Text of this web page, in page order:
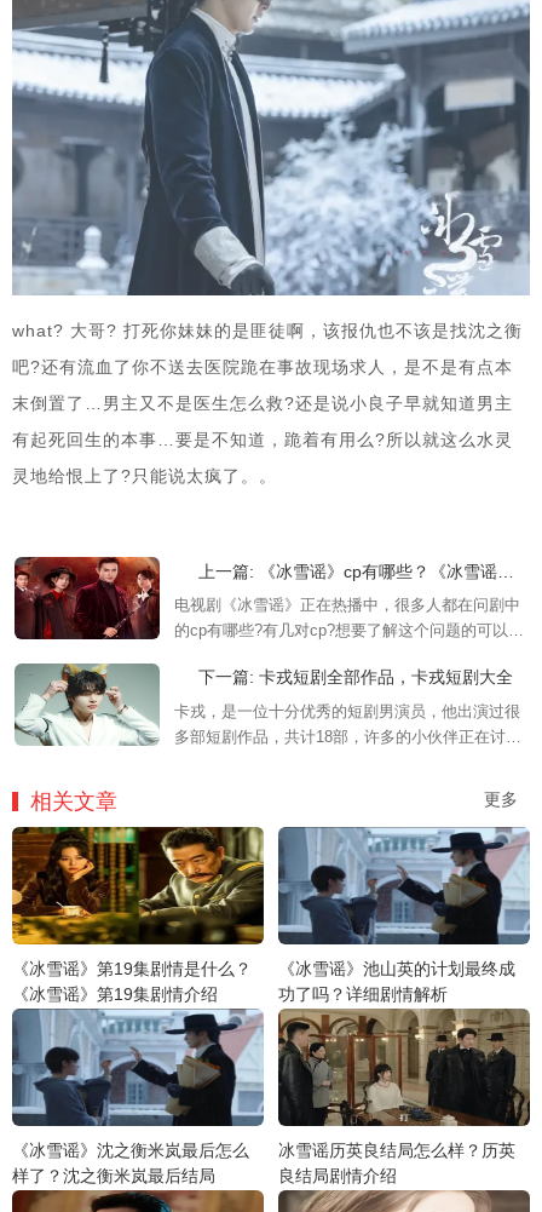
what? 大哥? 打死你妹妹的是匪徒啊，该报仇也不该是找沈之衡
吧?还有流血了你不送去医院跪在事故现场求人，是不是有点本
末倒置了…男主又不是医生怎么救?还是说小良子早就知道男主
有起死回生的本事…要是不知道，跪着有用么?所以就这么水灵
灵地给恨上了?只能说太疯了。。
上一篇: 《冰雪谣》cp有哪些？《冰雪谣》有几对cp
电视剧《冰雪谣》正在热播中，很多人都在问剧中
的cp有哪些?有几对cp?想要了解这个问题的可以来
下一篇: 卡戎短剧全部作品，卡戎短剧大全
卡戎，是一位十分优秀的短剧男演员，他出演过很
多部短剧作品，共计18部，许多的小伙伴正在讨论
相关文章 更多
《冰雪谣》第19集剧情是什么？
《冰雪谣》第19集剧情介绍
《冰雪谣》池山英的计划最终成
功了吗？详细剧情解析
《冰雪谣》沈之衡米岚最后怎么
样了？沈之衡米岚最后结局
冰雪谣历英良结局怎么样？历英
良结局剧情介绍